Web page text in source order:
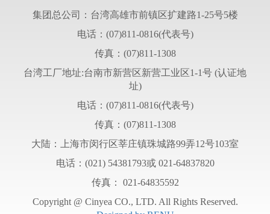
集团总公司：台湾高雄市前镇区扩建路1-25号5楼
电话：(07)811-0816(代表号)
传真：(07)811-1308
台湾工厂地址:台南市新营区新营工业区1-1号 (认证地
址)
电话：(07)811-0816(代表号)
传真：(07)811-1308
大陆：上海市闵行区莘庄镇珠城路99弄12号103室
电话：(021) 54381793或 021-64837820
传真： 021-64835592
Copyright @ Cinyea CO., LTD. All Rights Reserved.